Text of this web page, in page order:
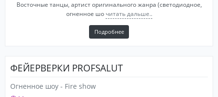
Восточные танцы, артист оригинального жанра (светодиодное,
огненное шо читать дальше..
Подробнее
ФЕЙЕРВЕРКИ PROFSALUT
Огненное шоу - Fire show